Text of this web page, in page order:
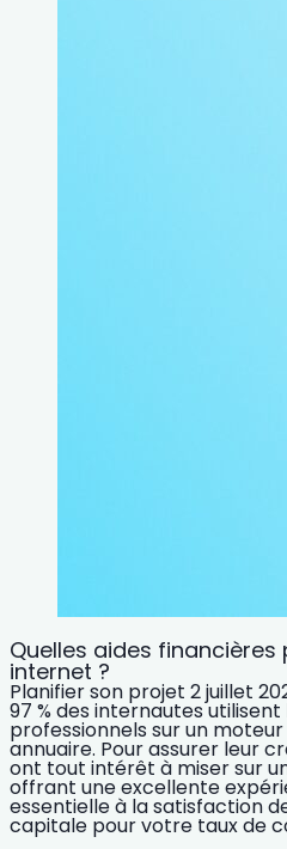
Quelles aides
internet ?
Planifier son projet 2 juillet
97 % des internautes
professionnels sur un
annuaire. Pour assurer leur
ont tout intérêt à miser sur
offrant une excellente
essentielle à la satisfaction
capitale pour votre taux de